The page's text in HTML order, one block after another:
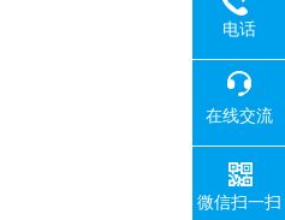
电话
在线交流
微信扫一扫